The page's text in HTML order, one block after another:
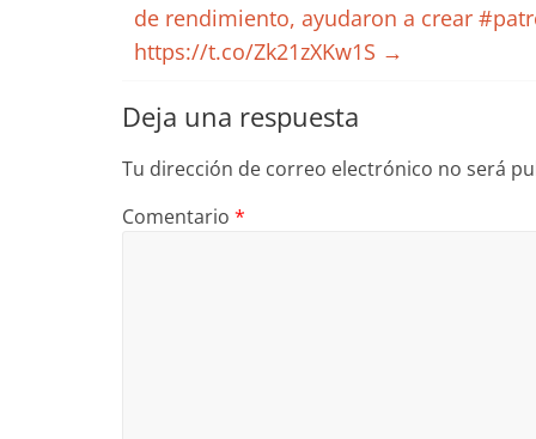
de rendimiento, ayudaron a crear
https://t.co/Zk21zXKw1S →
Deja una respuesta
Tu dirección de correo electrónico no será
Comentario *